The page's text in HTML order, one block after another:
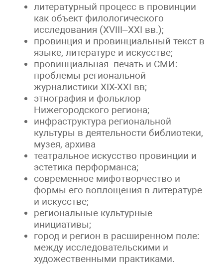
литературный процесс в провинции
как объект филологического
исследования (XVIII–XXI вв.);
провинция и провинциальный текст в
языке, литературе и искусстве;
провинциальная печать и СМИ:
проблемы региональной
журналистики XIX-XXI вв;
этнография и фольклор
Нижегородского региона;
инфраструктура региональной
культуры в деятельности библиотеки,
музея, архива
театральное искусство провинции и
эстетика перформанса;
современное мифотворчество и
формы его воплощения в литературе
и искусстве;
региональные культурные
инициативы;
город и регион в расширенном поле:
между исследовательскими и
художественными практиками.